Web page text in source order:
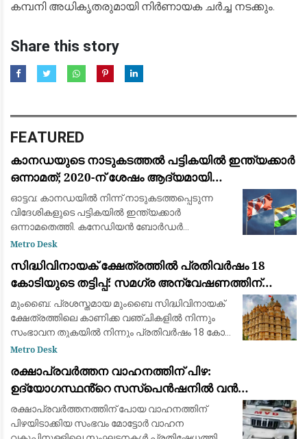
കമ്പനി അധികൃതരുമായി നിർണായക ചർച്ച നടക്കും.
Share this story
FEATURED
കാനഡയുടെ നാടുകടത്തൽ പട്ടികയിൽ ഇന്ത്യക്കാർ
ഒന്നാമത്; 2020-ന് ശേഷം ആദ്യമായി
മെക്സിക്കോയെ മറികടന്നു
ഓട്ടവ: കാനഡയിൽ നിന്ന് നാടുകടത്തപ്പെടുന്ന
വിദേശികളുടെ പട്ടികയിൽ ഇന്ത്യക്കാർ
ഒന്നാമതെത്തി. കനേഡിയൻ ബോർഡർ
സർവീസസ് ഏജൻസി (CBSA) പുറത്തുവിട്ട പുതിയ
പൗരന്മാർക്കാണ് കാനഡ നാടുക
Metro Desk
സിദ്ധിവിനായക് ക്ഷേത്രത്തിൽ പ്രതിവർഷം 18
കോടിയുടെ തട്ടിപ്പ്: സമഗ്ര അന്വേഷണത്തിന്
ഉത്തരവിട്ട് ദേവേന്ദ്ര ഫഡ്‌നാവിസ്
മുംബൈ: പ്രശസ്തമായ മുംബൈ സിദ്ധിവിനായക്
ക്ഷേത്രത്തിലെ കാണിക്ക വഞ്ചികളിൽ നിന്നും
സംഭാവന തുകയിൽ നിന്നും പ്രതിവർഷം 18 കോടി
രൂപയോളം തട്ടിയെടുക്കുന്നുവെന്ന ഗുരുതര
ഉത്തരവിട്ട്
Metro Desk
രക്ഷാപ്രവർത്തന വാഹനത്തിന് പിഴ:
ഉദ്യോഗസ്ഥൻ്റെ സസ്പെൻഷനിൽ വൻ
പ്രതിഷേധം; നടപടി പിൻവലിക്കണമെന്ന് ആവശ്യം
രക്ഷാപ്രവർത്തനത്തിന് പോയ വാഹനത്തിന്
പിഴയിടാക്കിയ സംഭവം മോട്ടോർ വാഹന